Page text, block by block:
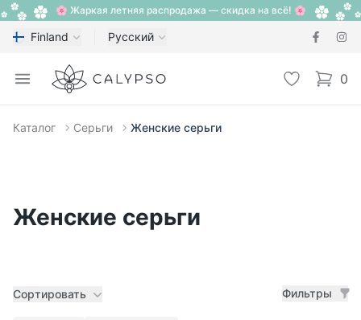
🌸 Жаркая летняя распродажа — скидка на всё! 🌸
Finland Русский
Open menu
Calypso Избранное
0
items
Каталог Серьги Женские серьги
Женские серьги
Сортировать Фильтры